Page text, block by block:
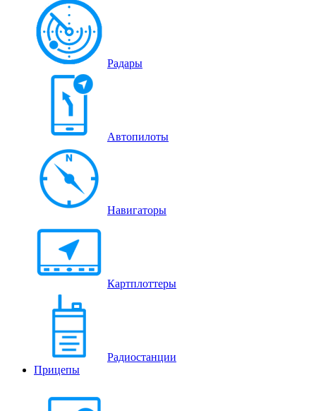
Радары
Автопилоты
Навигаторы
Картплоттеры
Радиостанции
Прицепы